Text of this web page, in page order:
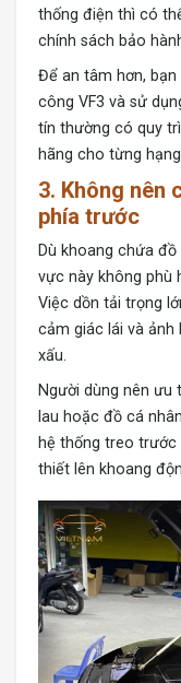
thống điện thì có
chính sách bảo
Để an tâm hơn,
công VF3 và sử
tín thường có quy
hãng cho từng
3. Không nên
phía trước
Dù khoang chứa
vực này không phù
Việc dồn tải trọng
cảm giác lái và
xấu.
Người dùng nên ưu
lau hoặc đồ cá
hệ thống treo trước
thiết lên khoang